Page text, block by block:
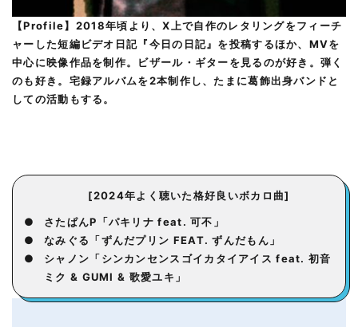
【Profile】2018年頃より、X上で自作のレタリングをフィーチ
ャーした短編ビデオ日記『今日の日記』を投稿するほか、MVを
中心に映像作品を制作。ビザール・ギターを見るのが好き。弾く
のも好き。宅録アルバムを2本制作し、たまに葛飾出身バンドと
しての活動もする。
[2024年よく聴いた格好良いボカロ曲]
●
さたぱんP「パキリナ feat. 可不」
●
なみぐる「ずんだプリン FEAT. ずんだもん」
●
シャノン「シンカンセンスゴイカタイアイス feat. 初音
ミク & GUMI & 歌愛ユキ」